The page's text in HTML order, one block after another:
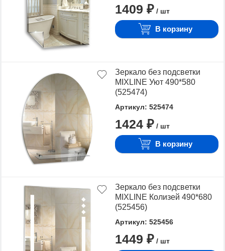
1409 ₽ / шт
В корзину
Зеркало без подсветки
MIXLINE Уют 490*580
(525474)
Артикул: 525474
1424 ₽ / шт
В корзину
Зеркало без подсветки
MIXLINE Колизей 490*680
(525456)
Артикул: 525456
1449 ₽ / шт